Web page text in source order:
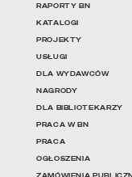
RAPORTY BN
KATALOGI
PROJEKTY
USŁUGI
DLA WYDAWCÓW
NAGRODY
DLA BIBLIOTEKARZY
PRACA W BN
PRACA
OGŁOSZENIA